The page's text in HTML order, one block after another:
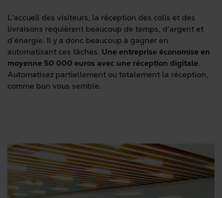
L’accueil des visiteurs, la réception des colis et des
livraisons requièrent beaucoup de temps, d’argent et
d’énergie. Il y a donc beaucoup à gagner en
automatisant ces tâches. Une entreprise économise en
moyenne 50 000 euros avec une réception digitale.
Automatisez partiellement ou totalement la réception,
comme bon vous semble.